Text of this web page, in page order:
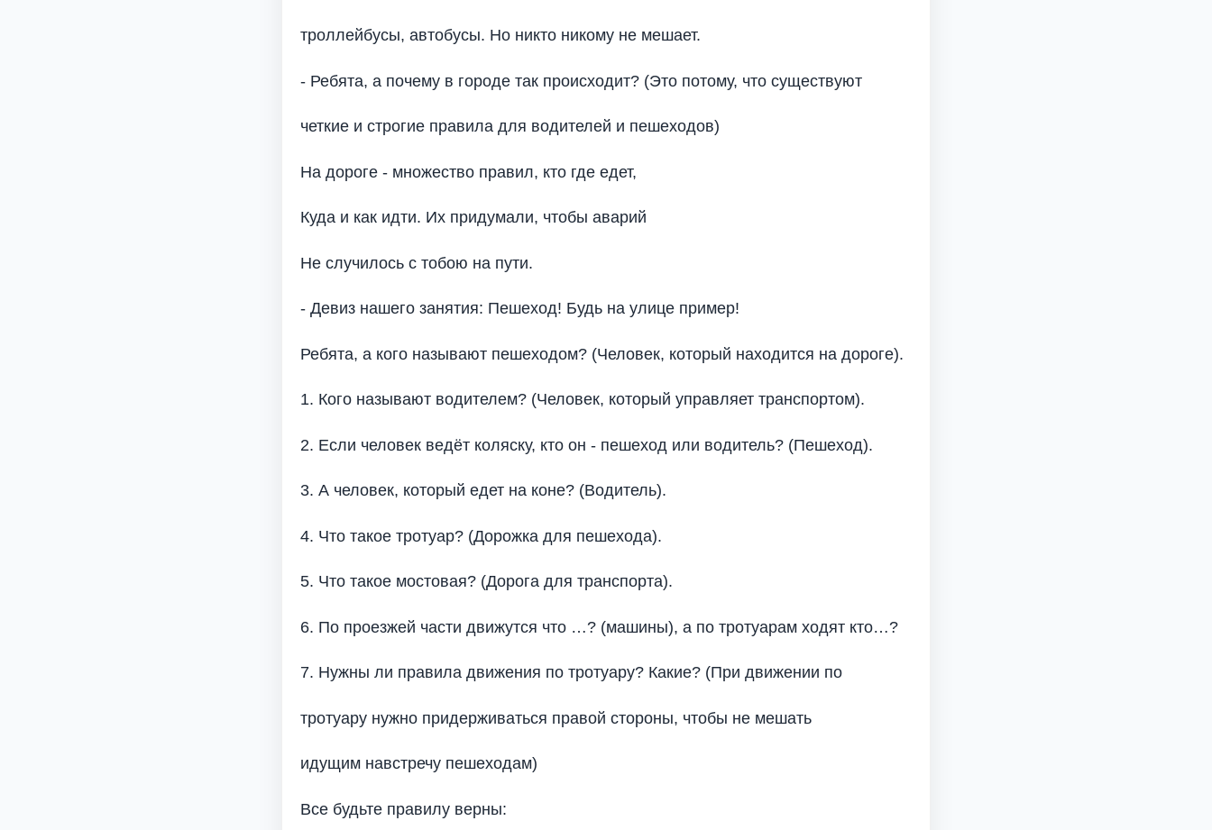
троллейбусы, автобусы. Но никто никому не мешает.
- Ребята, а почему в городе так происходит? (Это потому, что существуют
четкие и строгие правила для водителей и пешеходов)
На дороге - множество правил, кто где едет,
Куда и как идти. Их придумали, чтобы аварий
Не случилось с тобою на пути.
- Девиз нашего занятия: Пешеход! Будь на улице пример!
Ребята, а кого называют пешеходом? (Человек, который находится на дороге).
1. Кого называют водителем? (Человек, который управляет транспортом).
2. Если человек ведёт коляску, кто он - пешеход или водитель? (Пешеход).
3. А человек, который едет на коне? (Водитель).
4. Что такое тротуар? (Дорожка для пешехода).
5. Что такое мостовая? (Дорога для транспорта).
6. По проезжей части движутся что …? (машины), а по тротуарам ходят кто…?
7. Нужны ли правила движения по тротуару? Какие? (При движении по
тротуару нужно придерживаться правой стороны, чтобы не мешать
идущим навстречу пешеходам)
Все будьте правилу верны: